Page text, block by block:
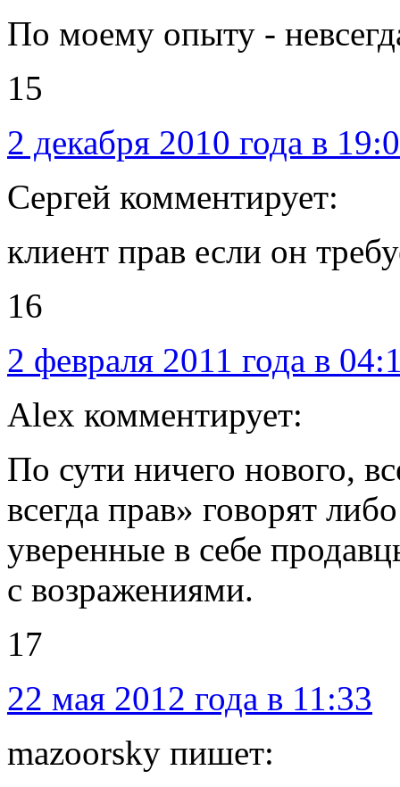
По моему опыту -
15
2 декабря 2010 года в
Сергей комментирует:
клиент прав если он
16
2 февраля 2011 года в
Alex комментирует:
По сути ничего нового,
всегда прав» говорят
уверенные в себе
с возражениями.
17
22 мая 2012 года в 11:33
mazoorsky пишет: